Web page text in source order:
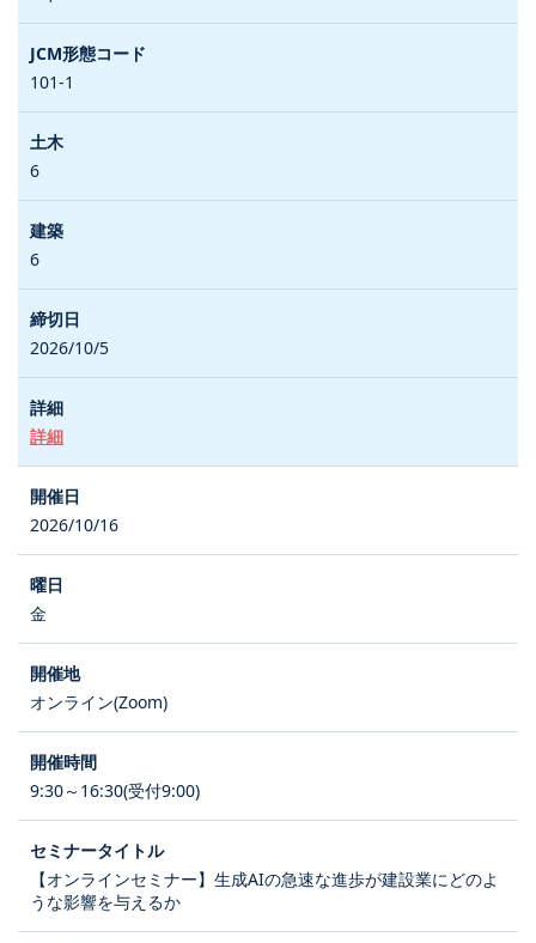
101-1
6
6
2026/10/5
詳細
2026/10/16
金
オンライン(Zoom)
9:30～16:30(受付9:00)
【オンラインセミナー】生成AIの急速な進歩が建設業にどのよ
うな影響を与えるか